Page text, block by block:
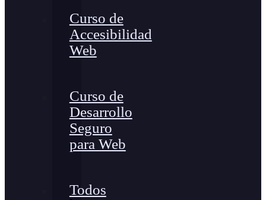
Curso de
Accesibilidad
Web
Curso de
Desarrollo
Seguro
para Web
Todos